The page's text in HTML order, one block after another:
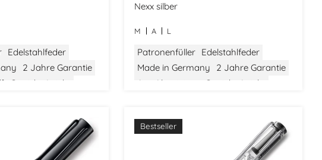
Edelstahlfeder
2 Jahre Garantie
Gewicht: Leicht
Nexx silber
M A L
Patronenfüller Edelstahlfeder
Made in Germany
2 Jahre Garantie
Aus Aluminium
Gewicht: Leicht
Bestseller